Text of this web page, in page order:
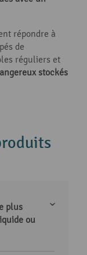
répondre à
de
réguliers et
stockés
plus
ou